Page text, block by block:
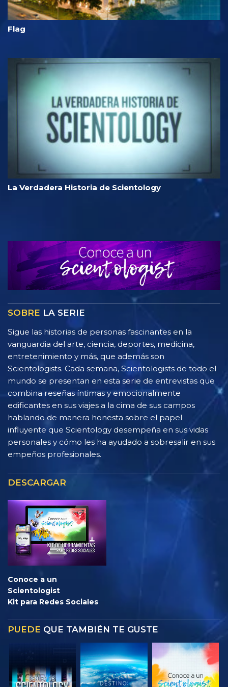
Flag
La Verdadera Historia de Scientology
SOBRE LA SERIE
Sigue las historias de personas fascinantes en la
vanguardia del arte, ciencia, deportes, medicina,
entretenimiento y más, que además son
Scientologists. Cada semana, Scientologists de todo el
mundo se presentan en esta serie de entrevistas que
combina reseñas íntimas y emocionalmente
edificantes en sus viajes a la cima de sus campos
hablando de manera honesta sobre el papel
influyente que Scientology desempeña en sus vidas
personales y cómo les ha ayudado a sobresalir en sus
empeños profesionales.
DESCARGAR
Conoce a un
Scientologist
Kit para Redes Sociales
PUEDE QUE TAMBIÉN TE GUSTE